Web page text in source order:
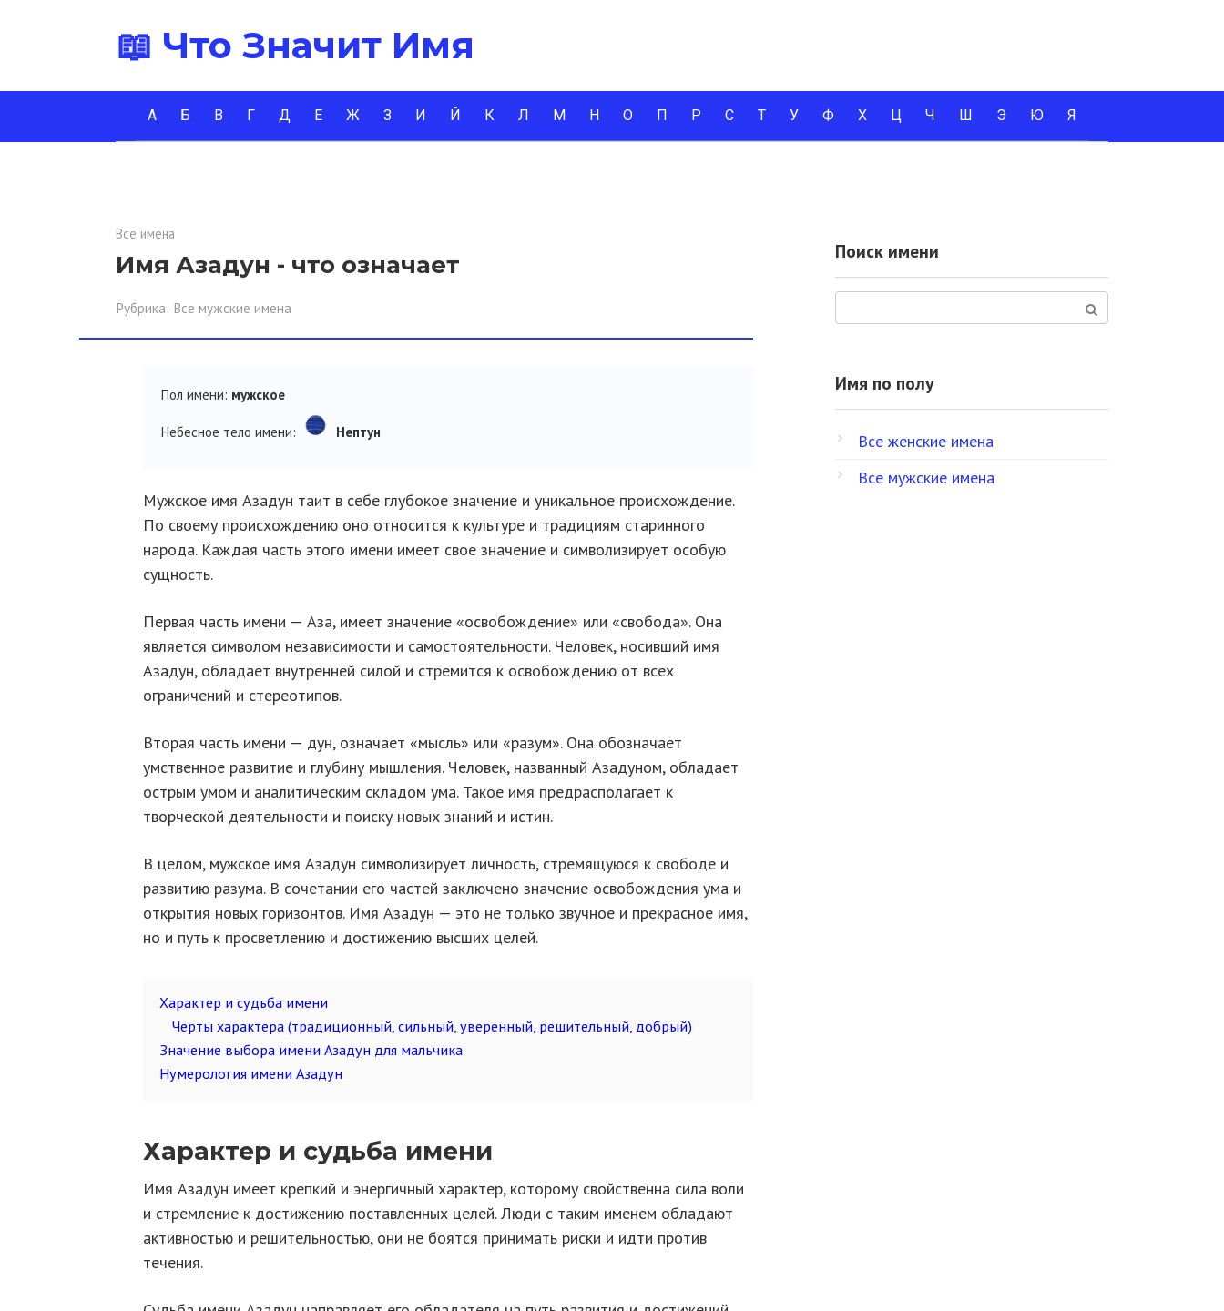
📖 Что Значит Имя
А Б В Г Д Е Ж З И Й К Л М Н О П Р С Т У Ф Х Ц Ч Ш Э Ю Я
Все имена
Имя Азадун - что означает
Рубрика: Все мужские имена
Пол имени: мужское
Небесное тело имени: Нептун
Мужское имя Азадун таит в себе глубокое значение и уникальное происхождение.
По своему происхождению оно относится к культуре и традициям старинного
народа. Каждая часть этого имени имеет свое значение и символизирует особую
сущность.
Первая часть имени — Аза, имеет значение «освобождение» или «свобода». Она
является символом независимости и самостоятельности. Человек, носивший имя
Азадун, обладает внутренней силой и стремится к освобождению от всех
ограничений и стереотипов.
Вторая часть имени — дун, означает «мысль» или «разум». Она обозначает
умственное развитие и глубину мышления. Человек, названный Азадуном, обладает
острым умом и аналитическим складом ума. Такое имя предрасполагает к
творческой деятельности и поиску новых знаний и истин.
В целом, мужское имя Азадун символизирует личность, стремящуюся к свободе и
развитию разума. В сочетании его частей заключено значение освобождения ума и
открытия новых горизонтов. Имя Азадун — это не только звучное и прекрасное имя,
но и путь к просветлению и достижению высших целей.
Характер и судьба имени
Черты характера (традиционный, сильный, уверенный, решительный, добрый)
Значение выбора имени Азадун для мальчика
Нумерология имени Азадун
Характер и судьба имени
Имя Азадун имеет крепкий и энергичный характер, которому свойственна сила воли
и стремление к достижению поставленных целей. Люди с таким именем обладают
активностью и решительностью, они не боятся принимать риски и идти против
течения.
Поиск имени
Имя по полу
Все женские имена
Все мужские имена